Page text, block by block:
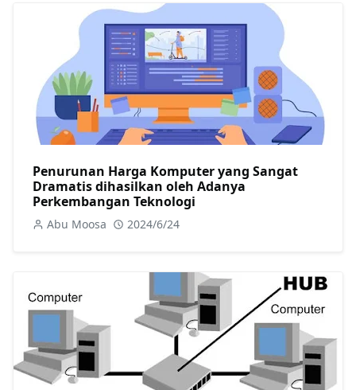
Penurunan Harga Komputer yang Sangat
Dramatis dihasilkan oleh Adanya
Perkembangan Teknologi
Abu Moosa 2024/6/24